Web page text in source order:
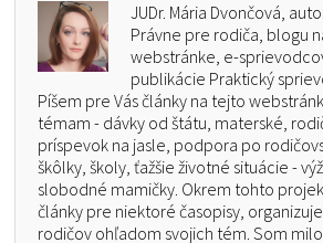
JUDr. Mária Dvončová,
Právne pre rodiča, blogu
webstránke, e-
publikácie Praktický
Píšem pre Vás články na tejto
témam - dávky od štátu, materské,
príspevok na jasle, podpora po
škôlky, školy, ťažšie životné situácie -
slobodné mamičky. Okrem tohto
články pre niektoré časopisy,
rodičov ohľadom svojich tém. Som